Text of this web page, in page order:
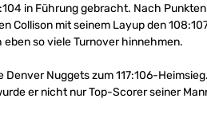
in Führung gebracht. Nach
Collison mit seinem Layup den
so viele Turnover hinnehmen.
Nuggets zum 117:106-
er nicht nur Top-Scorer seiner